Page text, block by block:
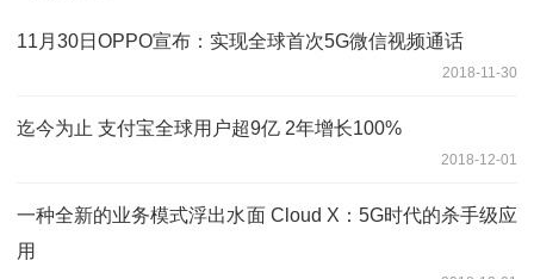
11月30日OPPO宣布：实现全球首次5G微信视频通话
2018-11-30
迄今为止 支付宝全球用户超9亿 2年增长100%
2018-12-01
一种全新的业务模式浮出水面 Cloud X：5G时代的杀手级应
用